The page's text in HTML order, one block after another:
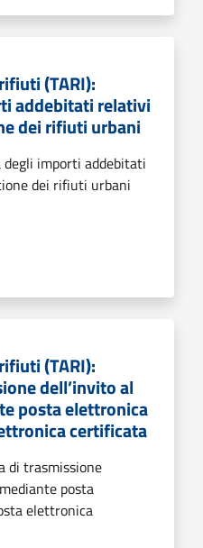
(TARI):
addebitati relativi
dei rifiuti urbani
importi addebitati
dei rifiuti urbani
(TARI):
dell’invito al
posta elettronica
certificata
di trasmissione
posta
elettronica